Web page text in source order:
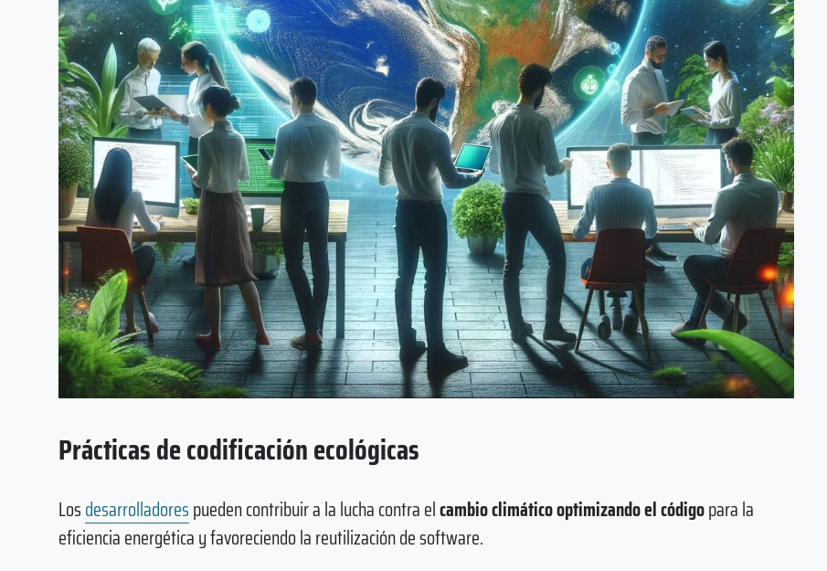
Prácticas de codificación ecológicas
Losdesarrolladorespueden contribuir a la lucha contra elcambio climático optimizando el códigopara la
eficiencia energética y favoreciendo la reutilización de software.